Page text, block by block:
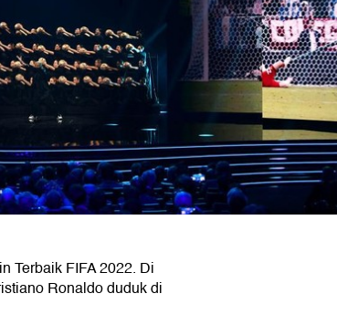
Terbaik FIFA 2022. Di
Ronaldo duduk di